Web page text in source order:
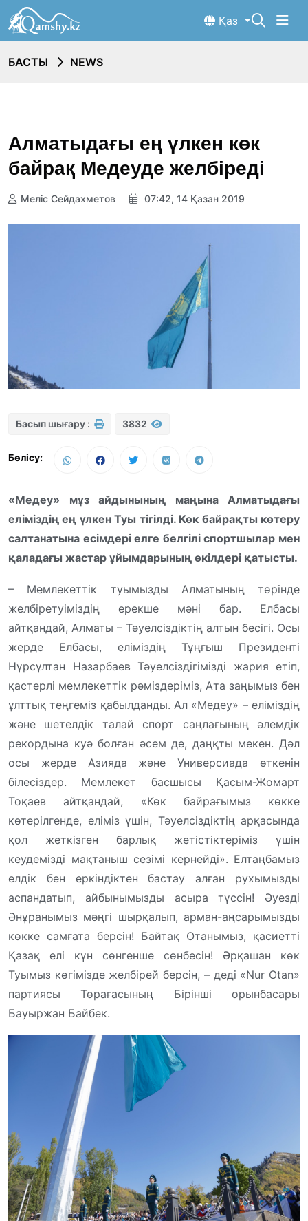
Қаз
БАСТЫ NEWS
Алматыдағы ең үлкен көк
байрақ Медеуде желбіреді
Меліс Сейдахметов 07:42, 14 Қазан 2019
Басып шығару : 3832
Бөлісу:
«Медеу» мұз айдынының маңына Алматыдағы
еліміздің ең үлкен Туы тігілді. Көк байрақты көтеру
салтанатына есімдері елге белгілі спортшылар мен
қаладағы жастар ұйымдарының өкілдері қатысты.
– Мемлекеттік туымызды Алматының төрінде
желбіретуіміздің ерекше мәні бар. Елбасы
айтқандай, Алматы – Тәуелсіздіктің алтын бесігі. Осы
жерде Елбасы, еліміздің Тұңғыш Президенті
Нұрсұлтан Назарбаев Тәуелсіздігімізді жария етіп,
қастерлі мемлекеттік рәміздеріміз, Ата заңымыз бен
ұлттық теңгеміз қабылданды. Ал «Медеу» – еліміздің
және шетелдік талай спорт саңлағының әлемдік
рекордына куә болған әсем де, даңқты мекен. Дәл
осы жерде Азияда және Универсиада өткенін
білесіздер. Мемлекет басшысы Қасым-Жомарт
Тоқаев айтқандай, «Көк байрағымыз көкке
көтерілгенде, еліміз үшін, Тәуелсіздіктің арқасында
қол жеткізген барлық жетістіктеріміз үшін
кеудемізді мақтаныш сезімі кернейді». Елтаңбамыз
елдік бен еркіндіктен бастау алған рухымызды
аспандатып, айбынымызды асыра түссін! Әуезді
Әнұранымыз мәңгі шырқалып, арман-аңсарымызды
көкке самғата берсін! Байтақ Отанымыз, қасиетті
Қазақ елі күн сөнгенше сөнбесін! Әрқашан көк
Туымыз көгімізде желбірей берсін, – деді «Nur Otan»
партиясы Төрағасының Бірінші орынбасары
Бауыржан Байбек.